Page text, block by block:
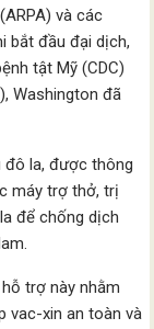
và các
bắt đầu đại dịch,
tật Mỹ (CDC)
Washington đã
đô la, được thông
máy trợ thở, trị
để chống dịch
trợ này nhằm
vac-xin an toàn và